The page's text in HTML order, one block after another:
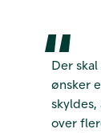
Der
ønsker
over